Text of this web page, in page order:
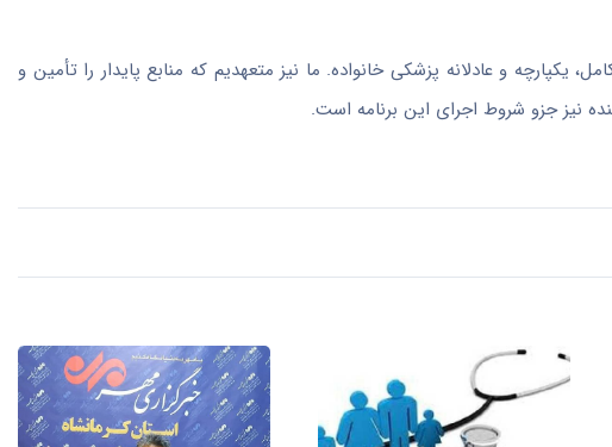
و عادلانه پزشکی خانواده. ما نیز متعهدیم که منابع پایدار را تأمین و
نیزجزو شروط اجرای این برنامه است.